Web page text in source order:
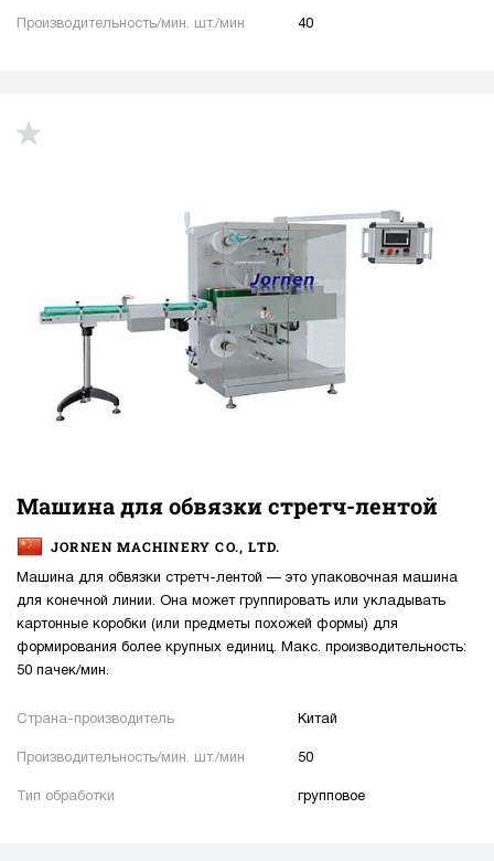
Производительность/мин. шт./мин 40
Машина для обвязки стретч-лентой
JORNEN MACHINERY CO., LTD.
Машина для обвязки стретч-лентой — это упаковочная машина
для конечной линии. Она может группировать или укладывать
картонные коробки (или предметы похожей формы) для
формирования более крупных единиц. Макс. производительность:
50 пачек/мин.
Страна-производитель Китай
Производительность/мин. шт./мин 50
Тип обработки групповое